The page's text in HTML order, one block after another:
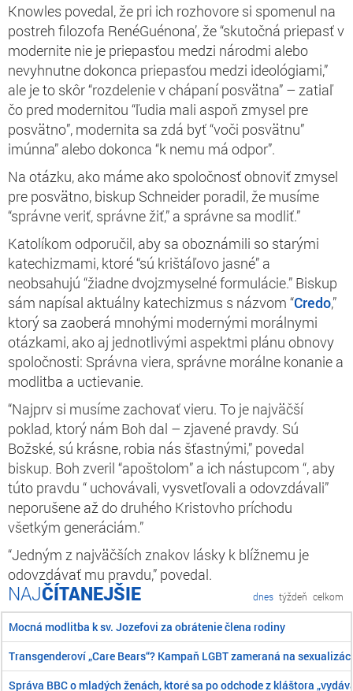
Knowles povedal, že pri ich rozhovore si spomenul na
postreh filozofa RenéGuénona’, že “skutočná priepasť v
modernite nie je priepasťou medzi národmi alebo
nevyhnutne dokonca priepasťou medzi ideológiami,”
ale je to skôr “rozdelenie v chápaní posvätna” – zatiaľ
čo pred modernitou “ľudia mali aspoň zmysel pre
posvätno”, modernita sa zdá byť “voči posvätnu”
imúnna” alebo dokonca “k nemu má odpor”.
Na otázku, ako máme ako spoločnosť obnoviť zmysel
pre posvätno, biskup Schneider poradil, že musíme
“správne veriť, správne žiť,” a správne sa modliť.”
Katolíkom odporučil, aby sa oboznámili so starými
katechizmami, ktoré“sú krištáľovo jasné” a
neobsahujú “žiadne dvojzmyselné formulácie.” Biskup
sám napísal aktuálny katechizmus s názvom “Credo,”
ktorý sa zaoberá mnohými modernými morálnymi
otázkami, ako aj jednotlivými aspektmi plánu obnovy
spoločnosti: Správna viera, správne morálne konanie a
modlitba a uctievanie.
“Najprv si musíme zachovať vieru. To je najväčší
poklad, ktorý nám Boh dal – zjavené pravdy. Sú
Božské, sú krásne, robia nás šťastnými,” povedal
biskup. Boh zveril “apoštolom” a ich nástupcom “, aby
túto pravdu “ uchovávali, vysvetľovali a odovzdávali”
neporušene až do druhého Kristovho príchodu
všetkým generáciám.”
“Jedným z najväčších znakov lásky k blížnemu je
odovzdávať mu pravdu,” povedal.
ČÍTANEJŠIE dnes týždeň celkom
Mocná modlitba k sv. Jozefovi za obrátenie člena rodiny
Transgenderoví „Care Bears“? Kampaň LGBT zameraná na
Správa BBC o mladých ženách, ktoré sa po odchode z kláštora